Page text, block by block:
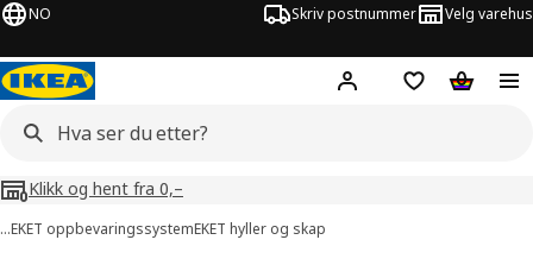
NO Skriv postnummer Velg varehus
Hej! Logg innHuskeliste
Klikk og hent fra 0,–
…EKET oppbevaringssystemEKET hyller og skap